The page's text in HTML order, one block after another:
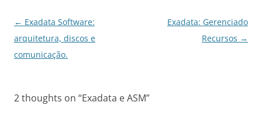
Post
navigation
← Exadata Software:
arquitetura, discos e
comunicação.
Exadata: Gerenciado
Recursos →
2 thoughts on “Exadata e ASM”